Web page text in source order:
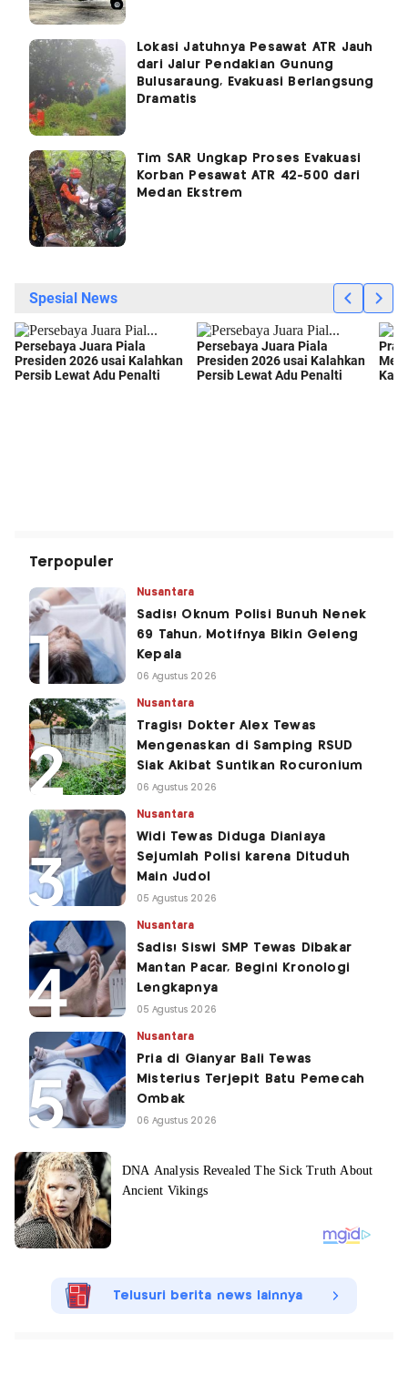
Lokasi Jatuhnya Pesawat ATR Jauh
dari Jalur Pendakian Gunung
Bulusaraung, Evakuasi Berlangsung
Dramatis
Tim SAR Ungkap Proses Evakuasi
Korban Pesawat ATR 42-500 dari
Medan Ekstrem
Terpopuler
Nusantara
Sadis! Oknum Polisi Bunuh Nenek
69 Tahun, Motifnya Bikin Geleng
Kepala
06 Agustus 2026
Nusantara
Tragis! Dokter Alex Tewas
Mengenaskan di Samping RSUD
Siak Akibat Suntikan Rocuronium
06 Agustus 2026
Nusantara
Widi Tewas Diduga Dianiaya
Sejumlah Polisi karena Dituduh
Main Judol
05 Agustus 2026
Nusantara
Sadis! Siswi SMP Tewas Dibakar
Mantan Pacar, Begini Kronologi
Lengkapnya
05 Agustus 2026
Nusantara
Pria di Gianyar Bali Tewas
Misterius Terjepit Batu Pemecah
Ombak
06 Agustus 2026
Telusuri berita news lainnya